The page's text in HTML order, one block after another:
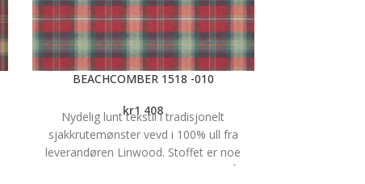
BEACHCOMBER 1518 -010
kr1 408
Nydelig lunt tekstil i tradisjonelt
sjakkrutemønster vevd i 100% ull fra
leverandøren Linwood. Stoffet er noe
flekkavvisende og har en martindale på 35